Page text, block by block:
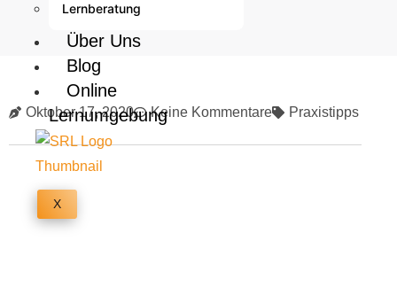
Lernberatung
Über Uns
Blog
Online
Lernumgebung
X
Oktober 17, 2020 Keine Kommentare Praxistipps